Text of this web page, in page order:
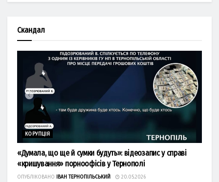
Скандал
КОРУПЦІЯ
«Думала, що ще й сумки будуть»: відеозапис у справі
«кришування» порноофісів у Тернополі
ОПУБЛІКОВАНО ІВАН ТЕРНОПІЛЬСЬКИЙ 20.05.2026